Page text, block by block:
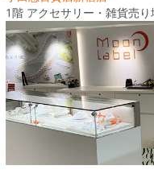
1階 アクセサリー・雑貨売り